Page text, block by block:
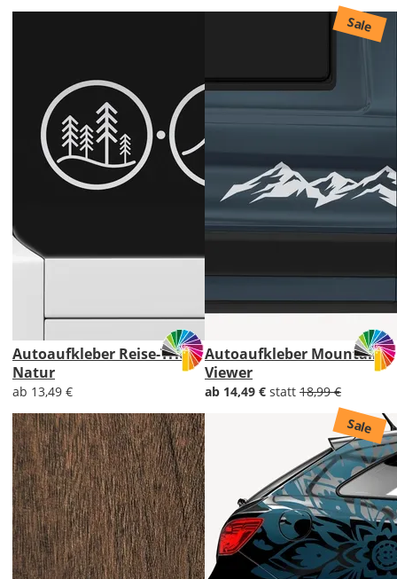
Autoaufkleber Reise-Trio
Natur
ab 13,49 €
Sale
Autoaufkleber Mountain
Viewer
ab 14,49 € statt 18,99 €
Sale